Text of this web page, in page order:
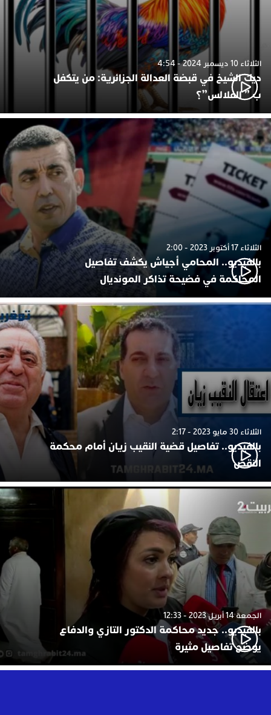
الثلاثاء 10 ديسمبر 2024 - 4:54
ديك الشيخ في قبضة العدالة الجزائرية: من يتكفل
ب ” الفلالس”؟
الثلاثاء 17 أكتوبر 2023 - 2:00
بالفيديو.. المحامي أجياش يكشف تفاصيل
المحاكمة في فضيحة تذاكر المونديال
الثلاثاء 30 مايو 2023 - 2:17
بالفيديو.. تفاصيل قضية النقيب زيان أمام محكمة
النقض
الجمعة 14 أبريل 2023 - 12:33
بالفيديو.. جديد محاكمة الدكتور التازي والدفاع
يوضح تفاصيل مثيرة